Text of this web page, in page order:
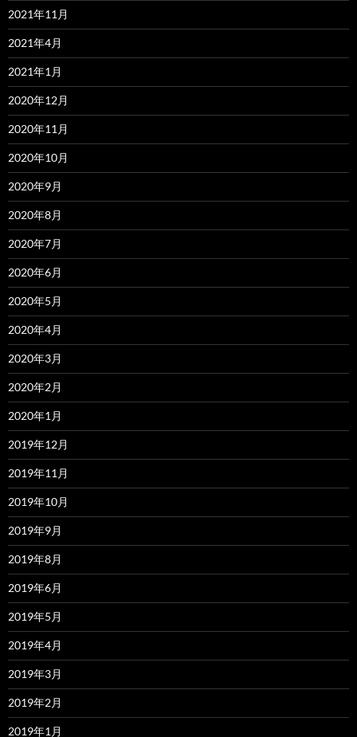
2021年11月
2021年4月
2021年1月
2020年12月
2020年11月
2020年10月
2020年9月
2020年8月
2020年7月
2020年6月
2020年5月
2020年4月
2020年3月
2020年2月
2020年1月
2019年12月
2019年11月
2019年10月
2019年9月
2019年8月
2019年6月
2019年5月
2019年4月
2019年3月
2019年2月
2019年1月